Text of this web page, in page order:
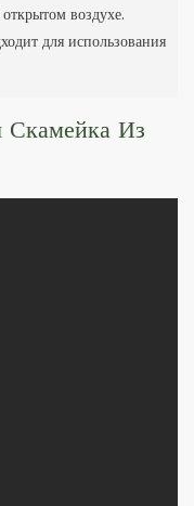
воздухе.
для использования
Скамейка Из